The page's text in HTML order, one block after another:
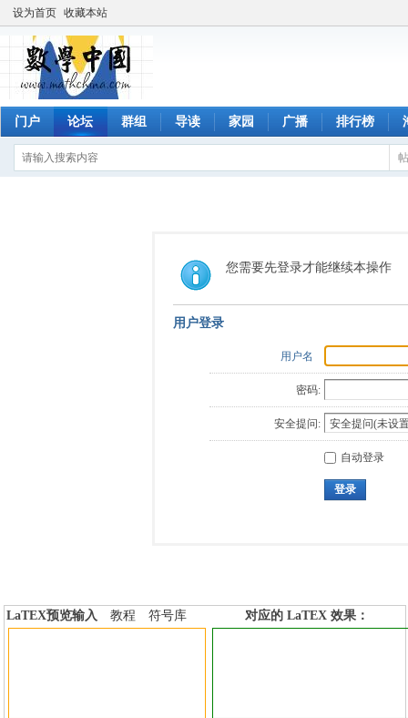
设为首页 收藏本站
门户 论坛 群组 导读 家园 广播 排行榜
您需要先登录才能继续本操作
用户登录
用户名
密码:
安全提问:
自动登录
登录
LaTEX预览输入 教程
符号库
对应的 LaTEX 效果：